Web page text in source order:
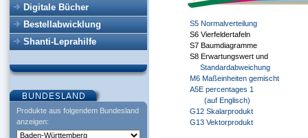
Digitale Bücher
Bestellabwicklung
Shanti-Leprahilfe
Produkte aus folgendem Bundesland
anzeigen:
S5 Normalverteilung
S6 Vierfeldertafeln
S7 Baumdiagramme
S8 Erwartungswert und
Standardabweichung
M6 Maßeinheiten gemischt
A5E percentages 1
(auf Englisch)
G12 Skalarprodukt
G13 Vektorprodukt